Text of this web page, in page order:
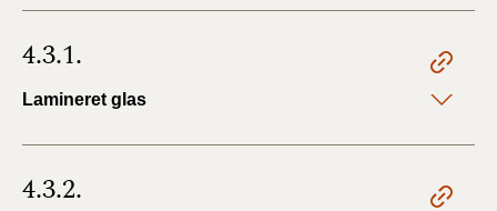
4.3.1.
Lamineret glas
4.3.2.